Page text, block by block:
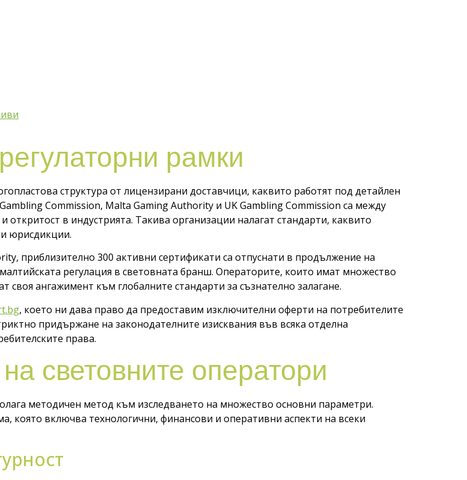
рамки
структура от лицензирани доставчици, каквито работят под детайлен
Commission, Malta Gaming Authority и UK Gambling Commission са между
в индустрията. Такива организации налагат стандарти, каквито
юрисдикции.
приблизително 300 активни сертификати са отпуснати в продължение на
регулация в световната бранш. Операторите, които имат множество
ангажимент към глобалните стандарти за съзнателно залагане.
, което ни дава право да предоставим изключителни оферти на потребителите
придържане на законодателните изисквания във всяка отделна
права.
световните оператори
методичен метод към изследването на множество основни параметри.
която включва технологични, финансови и оперативни аспекти на всеки